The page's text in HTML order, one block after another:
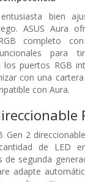
bien
ASUS Aura
completo
para
los puertos RGB
con una
con Aura.
Gen 2
de LED
de segunda
adapte